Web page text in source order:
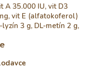
A 35.000 IU, vit D3
vit E (alfatokoferol)
3 g, DL-metín 2 g,